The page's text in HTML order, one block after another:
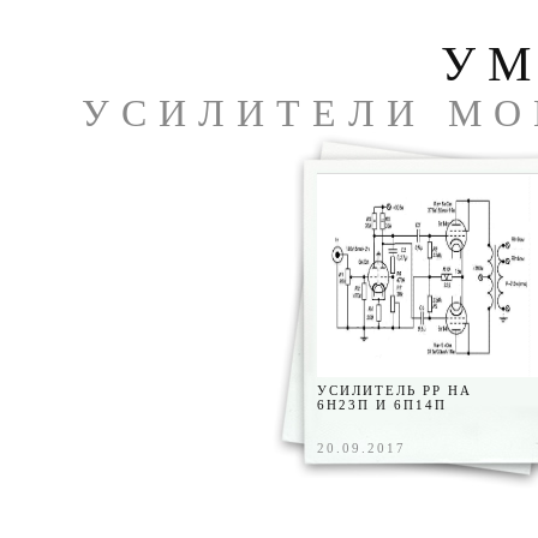
УСИЛИТЕЛИ
УСИЛИТЕЛЬ PP НА
6Н23П И 6П14П
20.09.2017